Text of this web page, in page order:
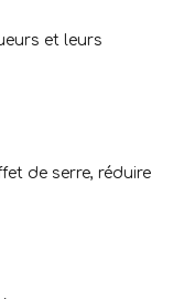
et leurs
de serre, réduire